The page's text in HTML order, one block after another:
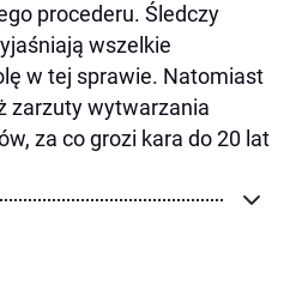
procederu. Śledczy
wszelkie
w tej sprawie. Natomiast
zarzuty wytwarzania
za co grozi kara do 20 lat